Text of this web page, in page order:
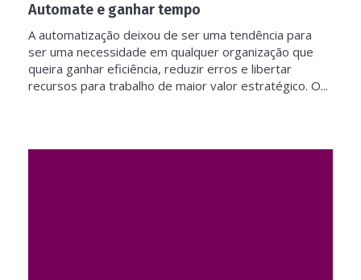
Automate e ganhar tempo
A automatização deixou de ser uma tendência para
ser uma necessidade em qualquer organização que
queira ganhar eficiência, reduzir erros e libertar
recursos para trabalho de maior valor estratégico. O...